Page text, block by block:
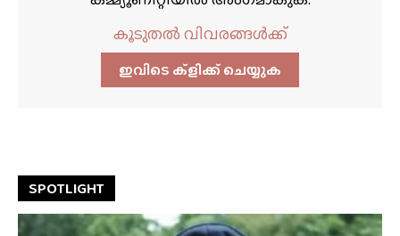
കൂടുതൽ വിവരങ്ങൾക്ക്
ഇവിടെ ക്ളിക്ക്‌ ചെയ്യുക
SPOTLIGHT